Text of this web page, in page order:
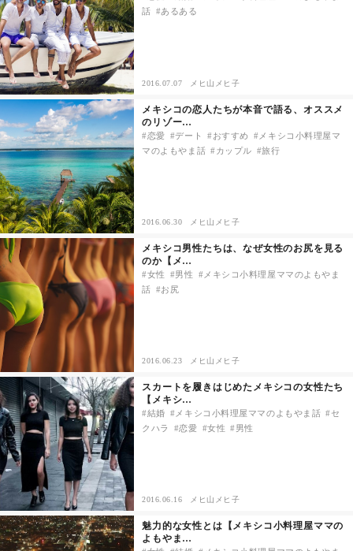
話
あるある
2016.07.07 メヒ山メヒ子
メキシコの恋人たちが本音で語る、オススメ
のリゾー…
恋愛 デート おすすめ
メキシコ小料理屋マ
マのよもやま話
カップル 旅行
2016.06.30 メヒ山メヒ子
メキシコ男性たちは、なぜ女性のお尻を見る
のか【メ…
女性 男性
メキシコ小料理屋ママのよもやま
話
お尻
2016.06.23 メヒ山メヒ子
スカートを履きはじめたメキシコの女性たち
【メキシ…
結婚 メキシコ小料理屋ママのよもやま話
セ
クハラ
恋愛 女性 男性
2016.06.16 メヒ山メヒ子
魅力的な女性とは【メキシコ小料理屋ママの
よもやま…